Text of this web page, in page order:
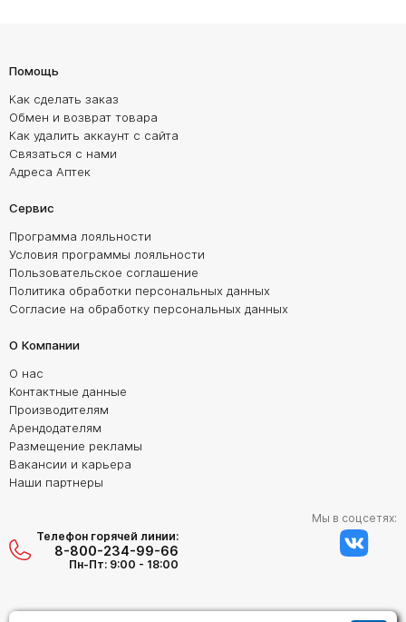
Помощь
Как сделать заказ
Обмен и возврат товара
Как удалить аккаунт с сайта
Связаться с нами
Адреса Аптек
Сервис
Программа лояльности
Условия программы лояльности
Пользовательское соглашение
Политика обработки персональных данных
Согласие на обработку персональных данных
О Компании
О нас
Контактные данные
Производителям
Арендодателям
Размещение рекламы
Вакансии и карьера
Наши партнеры
Телефон горячей линии:
8-800-234-99-66
Пн-Пт: 9:00 - 18:00
Мы в соцсетях: